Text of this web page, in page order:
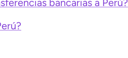
bancarias a Perú?